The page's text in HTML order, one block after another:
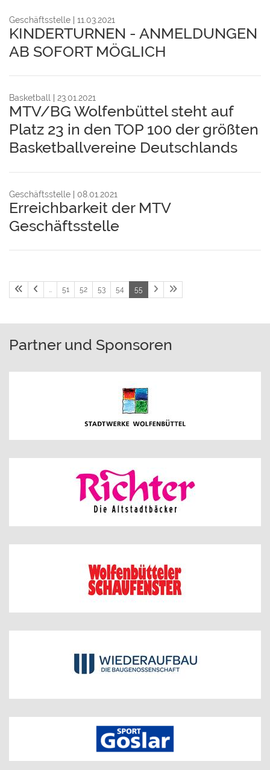
Geschäftsstelle 11.03.2021
KINDERTURNEN - ANMELDUNGEN
AB SOFORT MÖGLICH
Basketball 23.01.2021
MTV/BG Wolfenbüttel steht auf
Platz 23 in den TOP 100 der größten
Basketballvereine Deutschlands
Geschäftsstelle 08.01.2021
Erreichbarkeit der MTV
Geschäftsstelle
… 51 52 53 54 55
Partner und Sponsoren